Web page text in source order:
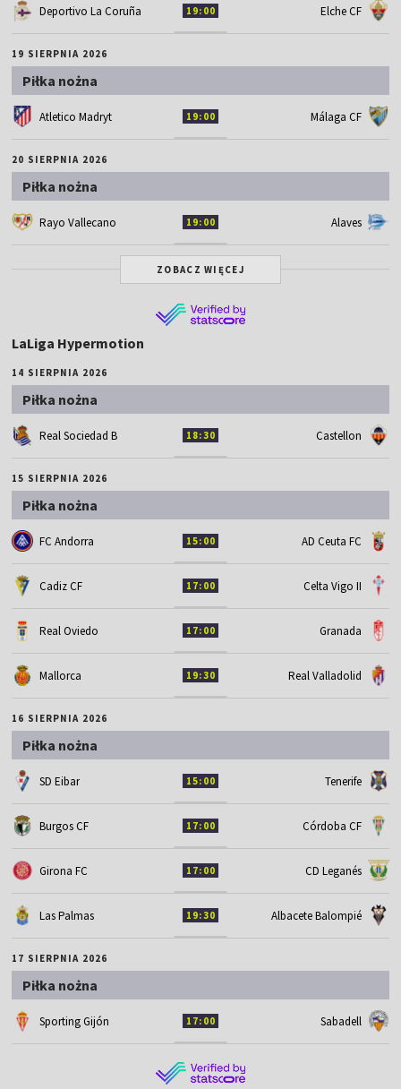
Deportivo La Coruña 19:00 Elche CF
19 SIERPNIA 2026
Piłka nożna
Atletico Madryt 19:00 Málaga CF
20 SIERPNIA 2026
Piłka nożna
Rayo Vallecano 19:00 Alaves
ZOBACZ WIĘCEJ
LaLiga Hypermotion
14 SIERPNIA 2026
Piłka nożna
Real Sociedad B 18:30 Castellon
15 SIERPNIA 2026
Piłka nożna
FC Andorra 15:00 AD Ceuta FC
Cadiz CF 17:00 Celta Vigo II
Real Oviedo 17:00 Granada
Mallorca 19:30 Real Valladolid
16 SIERPNIA 2026
Piłka nożna
SD Eibar 15:00 Tenerife
Burgos CF 17:00 Córdoba CF
Girona FC 17:00 CD Leganés
Las Palmas 19:30 Albacete Balompié
17 SIERPNIA 2026
Piłka nożna
Sporting Gijón 17:00 Sabadell